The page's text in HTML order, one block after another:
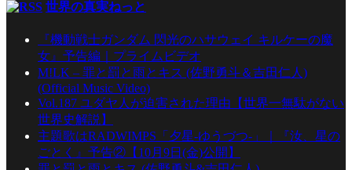
世界の真実ねっと
『機動戦士ガンダム 閃光のハサウェイ キルケーの魔
女』予告編｜プライムビデオ
M!LK – 罪と罰と雨とキス (佐野勇斗＆吉田仁人)
(Official Music Video)
Vol.187 ユダヤ人が迫害された理由【世界一無駄がない
世界史解説】
主題歌はRADWIMPS「夕星-ゆうづつ-」｜『汝、星の
ごとく』予告②【10月9日(金)公開】